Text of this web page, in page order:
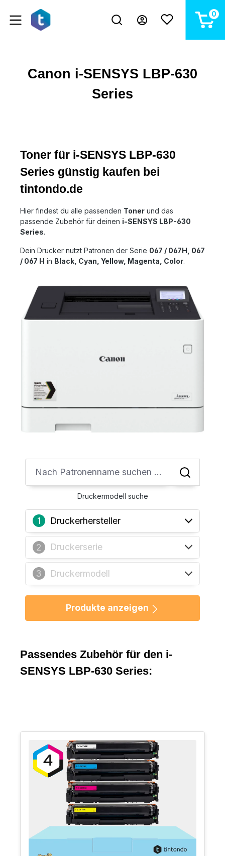
springen 0
Canon i-SENSYS LBP-630
Series
Toner für i-SENSYS LBP-630
Series günstig kaufen bei
tintondo.de
Hier findest du alle passenden Toner und das
passende Zubehör für deinen i-SENSYS LBP-630
Series.
Dein Drucker nutzt Patronen der Serie 067 / 067H, 067
/ 067 H in Black, Cyan, Yellow, Magenta, Color.
Druckermodell suche
1 Druckerhersteller
2 Druckerserie
3 Druckermodell
Produkte anzeigen
Passendes Zubehör für den i-
SENSYS LBP-630 Series: